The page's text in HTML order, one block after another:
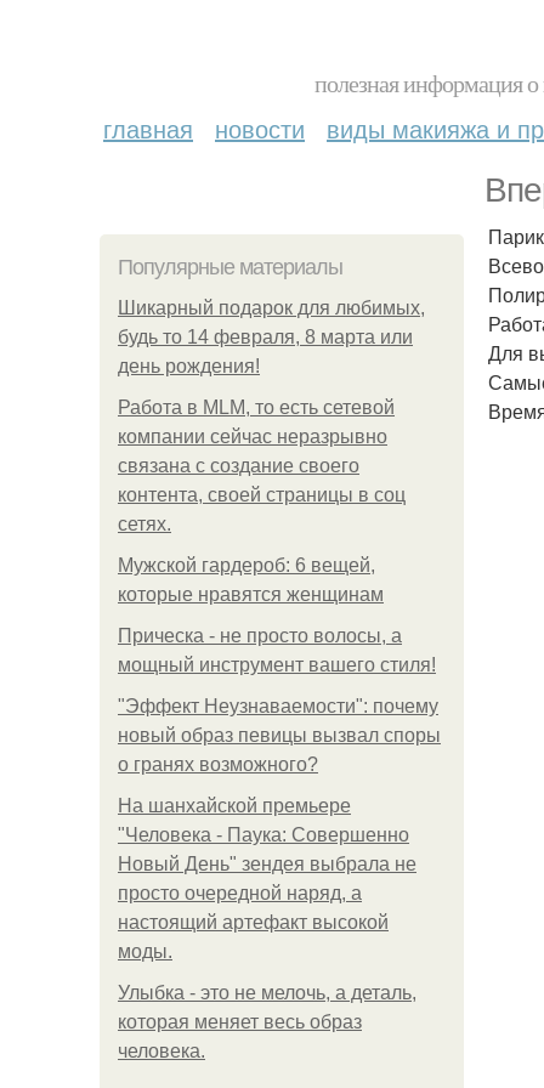
полезная информация
главная новости виды макияжа и
Популярные материалы
Шикарный подарок для любимых,
будь то 14 февраля, 8 марта или
день рождения!
Работа в MLM, то есть сетевой
компании сейчас неразрывно
связана с создание своего
контента, своей страницы в соц
сетях.
Мужской гардероб: 6 вещей,
которые нравятся женщинам
Прическа - не просто волосы, а
мощный инструмент вашего стиля!
"Эффект Неузнаваемости": почему
новый образ певицы вызвал споры
о гранях возможного?
На шанхайской премьере
"Человека - Паука: Совершенно
Новый День" зендея выбрала не
просто очередной наряд, а
настоящий артефакт высокой
моды.
Улыбка - это не мелочь, а деталь,
которая меняет весь образ
человека.
Для